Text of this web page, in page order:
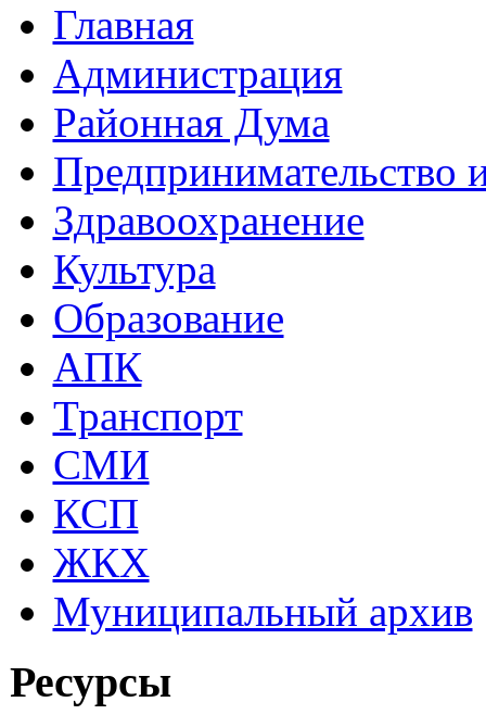
Главная
Администрация
Районная Дума
Предпринимательство
Здравоохранение
Культура
Образование
АПК
Транспорт
СМИ
КСП
ЖКХ
Муниципальный архив
Ресурсы